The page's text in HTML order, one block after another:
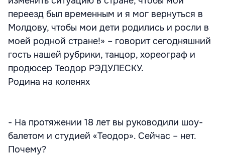
переезд был временным и я мог вернуться в
Молдову, чтобы мои дети родились и росли в
моей родной стране!» – говорит сегодняшний
гость нашей рубрики, танцор, хореограф и
продюсер Теодор РЭДУЛЕСКУ.
Родина на коленях
- На протяжении 18 лет вы руководили шоу-
балетом и студией «Теодор». Сейчас – нет.
Почему?